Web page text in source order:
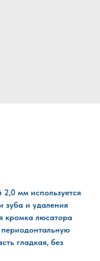
2,0 мм используется
зуба и удаления
кромка люсатора
гладкая, без